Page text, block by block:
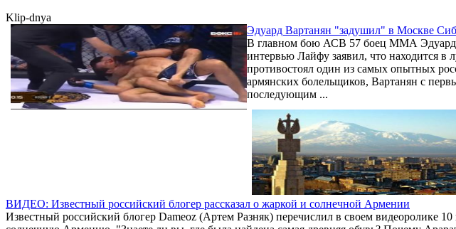
Klip-dnya
Эдуард Вартанян "задушил" в Москве
В главном бою АСВ 57 боец ММА Эдуард
интервью Лайфу заявил, что находится в
противостоял один из самых опытных
армянских болельщиков, Вартанян с
последующим ...
ВИДЕО: Известный российский блогер рассказал о жаркой и солнечной Армении
Известный российский блогер Dameoz (Артем Разняк) перечислил в своем видеоролике